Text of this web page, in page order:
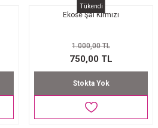
Tükendi
Ekose Şal Kırmızı
1.000,00 TL
750,00 TL
Stokta Yok